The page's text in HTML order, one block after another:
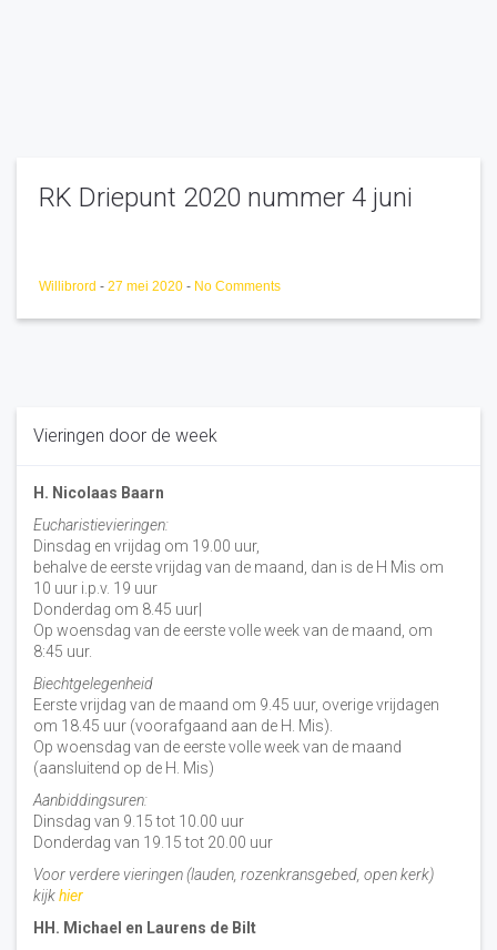
RK Driepunt 2020 nummer 4 juni
Willibrord - 27 mei 2020 - No Comments
Vieringen door de week
H. Nicolaas Baarn
Eucharistievieringen:
Dinsdag en vrijdag om 19.00 uur,
behalve de eerste vrijdag van de maand, dan is de H Mis om
10 uur i.p.v. 19 uur
Donderdag om 8.45 uur|
Op woensdag van de eerste volle week van de maand, om
8:45 uur.
Biechtgelegenheid
Eerste vrijdag van de maand om 9.45 uur, overige vrijdagen
om 18.45 uur (voorafgaand aan de H. Mis).
Op woensdag van de eerste volle week van de maand
(aansluitend op de H. Mis)
Aanbiddingsuren:
Dinsdag van 9.15 tot 10.00 uur
Donderdag van 19.15 tot 20.00 uur
Voor verdere vieringen (lauden, rozenkransgebed, open kerk)
kijkhier
HH. Michael en Laurens de Bilt